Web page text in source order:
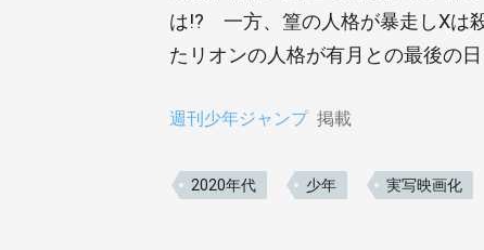
は!? 一方、篁の人格が暴走しXは
たリオンの人格が有月との最後の
週刊少年ジャンプ 掲載
2020年代 少年 実写映画化